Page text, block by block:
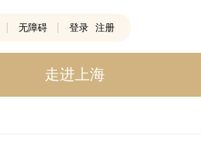
无障碍 登录 注册
走进上海